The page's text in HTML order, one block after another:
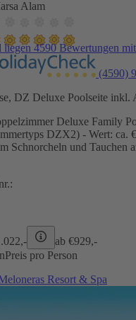
Alam
liegen 4590 Bewertungen
(4590)
DZ Deluxe Poolseite inkl.
Deluxe Family
DZX2) - Wert: ca.
Schnorcheln und Tauchen
ab €929,-
Preis pro Person
Resort & Spa